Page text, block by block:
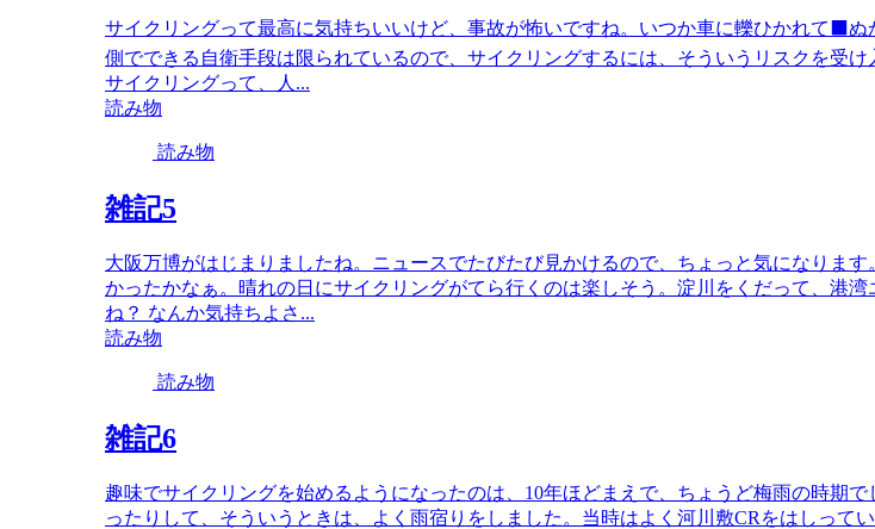
サイクリングって最高に気持ちいいけど、事故が怖いですね。いつか車に轢ひかれて⬛
側でできる自衛手段は限られているので、サイクリングするには、そういうリスクを受け
サイクリングって、人...
読み物
読み物
雑記5
大阪万博がはじまりましたね。ニュースでたびたび見かけるので、ちょっと気になりま
かったかなぁ。晴れの日にサイクリングがてら行くのは楽しそう。淀川をくだって、港湾
ね？ なんか気持ちよさ...
読み物
読み物
雑記6
趣味でサイクリングを始めるようになったのは、10年ほどまえで、ちょうど梅雨の時期
ったりして、そういうときは、よく雨宿りをしました。当時はよく河川敷CRをはしって